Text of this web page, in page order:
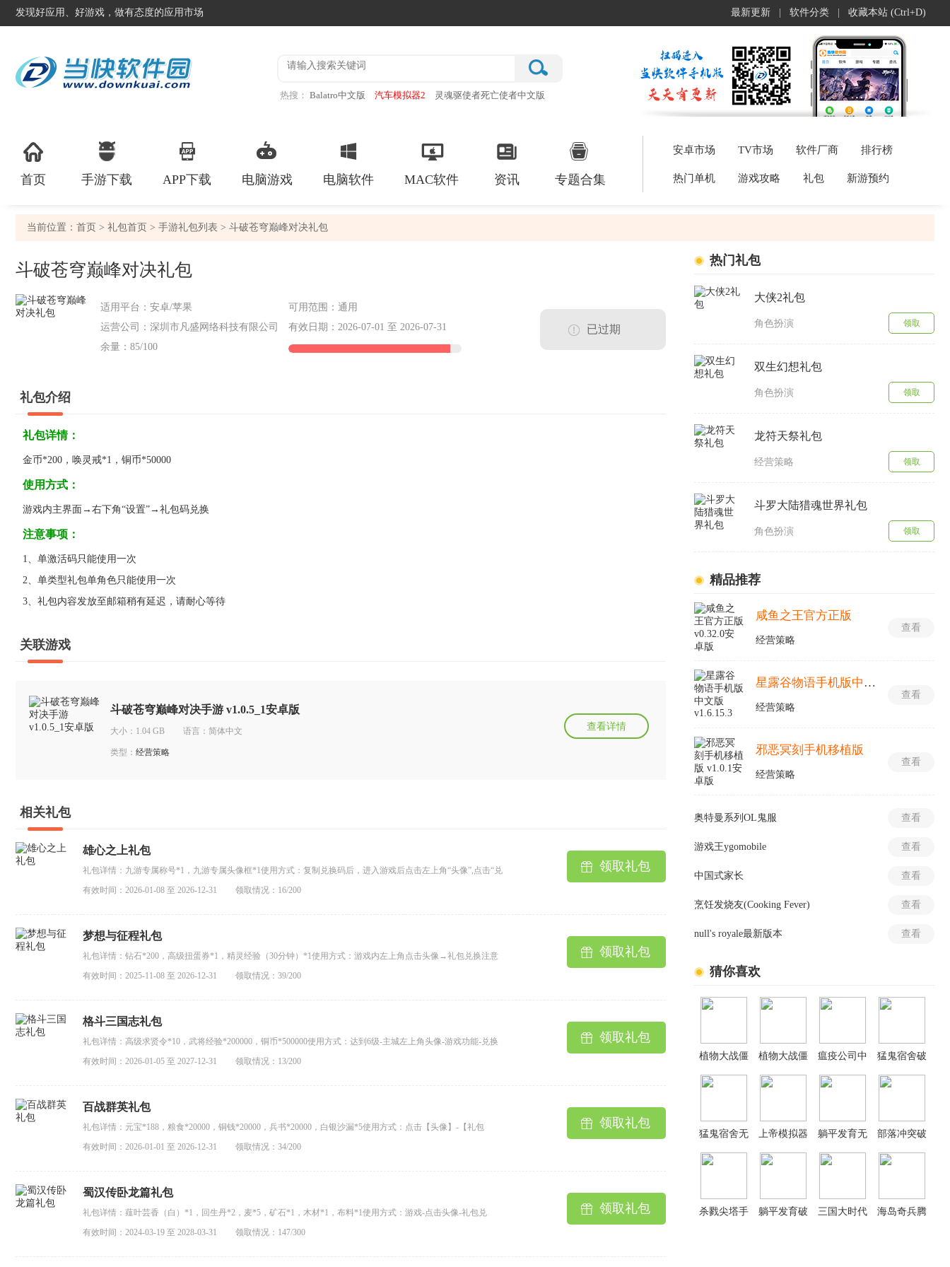
发现好应用、好游戏，做有态度的应用市场 最新更新 软件分类 收藏本站 (Ctrl+D)
热搜： Balatro中文版 汽车模拟器2
灵魂驱使者死亡使者中文版
首页 手游下载 APP下载 电脑游戏 电脑软件 MAC软件 资讯 专题合集
安卓市场 TV市场 软件厂商 排行榜
热门单机 游戏攻略 礼包 新游预约
当前位置： 首页 > 礼包首页 > 手游礼包列表 > 斗破苍穹巅峰对决礼包
斗破苍穹巅峰对决礼包
适用平台：安卓/苹果
可用范围：通用
运营公司：深圳市凡盛网络科技有限公司
有效日期：2026-07-01 至 2026-07-31
余量： 85/100
已过期
礼包介绍
礼包详情：
金币*200，唤灵戒*1，铜币*50000
使用方式：
游戏内主界面→右下角“设置”→礼包码兑换
注意事项：
1、单激活码只能使用一次
2、单类型礼包单角色只能使用一次
3、礼包内容发放至邮箱稍有延迟，请耐心等待
关联游戏
斗破苍穹巅峰对决手游 v1.0.5_1安卓版
大小：1.04 GB 语言：简体中文
类型： 经营策略
查看详情
相关礼包
雄心之上礼包
礼包详情：九游专属称号*1，九游专属头像框*1使用方式：复制兑换码后，进入游戏后点击左上角“头像”,点击“兑
换码”粘贴使用，手输要注意有无大小写和空格注意事项：1、单激活码只能使用一次2、单类型礼包单角色只能使
有效时间：2026-01-08 至 2026-12-31 领取情况：16/200
领取礼包
梦想与征程礼包
礼包详情：钻石*200，高级扭蛋券*1，精灵经验（30分钟）*1使用方式：游戏内左上角点击头像→礼包兑换注意
事项：1、单激活码只能使用一次2、单类型礼包单角色只能使用一次3、礼包内容发放至邮箱稍有延迟，请耐心等
有效时间：2025-11-08 至 2026-12-31 领取情况：39/200
领取礼包
格斗三国志礼包
礼包详情：高级求贤令*10，武将经验*200000，铜币*500000使用方式：达到6级-主城左上角头像-游戏功能-兑换
码注意事项：1、单激活码只能使用一次2、单类型礼包单角色只能使用一次3、礼包内容发放至邮箱稍有延迟，请
有效时间：2026-01-05 至 2027-12-31 领取情况：13/200
领取礼包
百战群英礼包
礼包详情：元宝*188，粮食*20000，铜钱*20000，兵书*20000，白银沙漏*5使用方式：点击【头像】-【礼包
码】，输入兑换码即可兑换。注意事项：1、单激活码只能使用一次2、单类型礼包单角色只能使用一次3、礼包内
有效时间：2026-01-01 至 2026-12-31 领取情况：34/200
领取礼包
蜀汉传卧龙篇礼包
礼包详情：薤叶芸香（白）*1，回生丹*2，麦*5，矿石*1，木材*1，布料*1使用方式：游戏-点击头像-礼包兑
换，输入礼包码兑换领取注意事项：1、单激活码只能使用一次2、单类型礼包单角色只能使用一次3、礼包内容发
有效时间：2024-03-19 至 2028-03-31 领取情况：147/300
领取礼包
热门礼包
大侠2礼包
角色扮演 领取
双生幻想礼包
角色扮演 领取
龙符天祭礼包
经营策略 领取
斗罗大陆猎魂世界礼包
角色扮演 领取
精品推荐
查看
咸鱼之王官方正版
经营策略
查看
星露谷物语手机版中文版
经营策略
查看
邪恶冥刻手机移植版
经营策略
查看
奥特曼系列OL鬼服
查看
游戏王ygomobile
查看
中国式家长
查看
烹饪发烧友(Cooking Fever)
查看
null's royale最新版本
猜你喜欢
植物大战僵
植物大战僵
制版手机版
瘟疫公司中
猛鬼宿舍破
猛鬼宿舍无
能菜单
上帝模拟器
躺平发育无
部落冲突破
杀戮尖塔手
躺平发育破
三国大时代
海岛奇兵腾